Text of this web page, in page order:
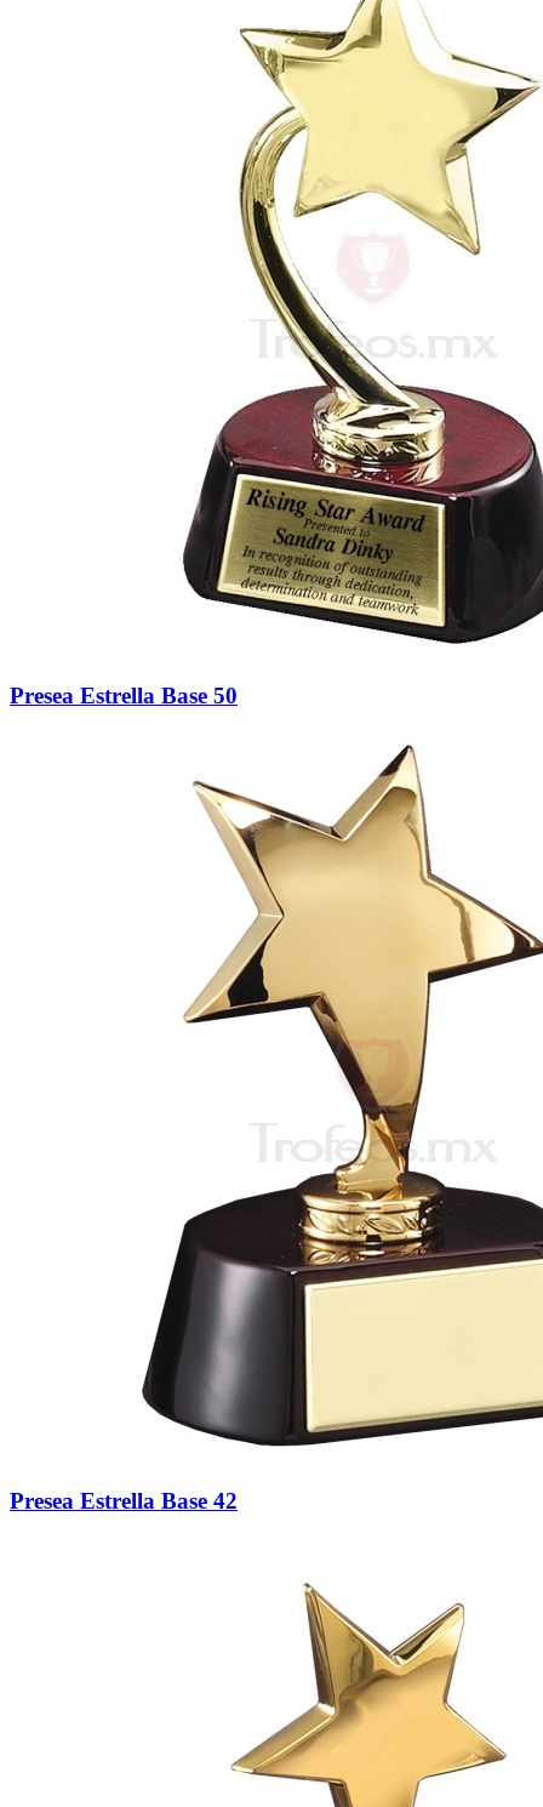
Presea Estrella Base 50
Presea Estrella Base 42